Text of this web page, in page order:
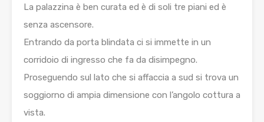
La palazzina è ben curata ed è di soli tre piani ed è
senza ascensore.
Entrando da porta blindata ci si immette in un
corridoio di ingresso che fa da disimpegno.
Proseguendo sul lato che si affaccia a sud si trova un
soggiorno di ampia dimensione con l’angolo cottura a
vista.